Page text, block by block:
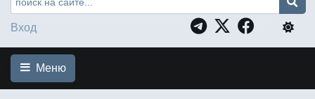
Вход
Меню